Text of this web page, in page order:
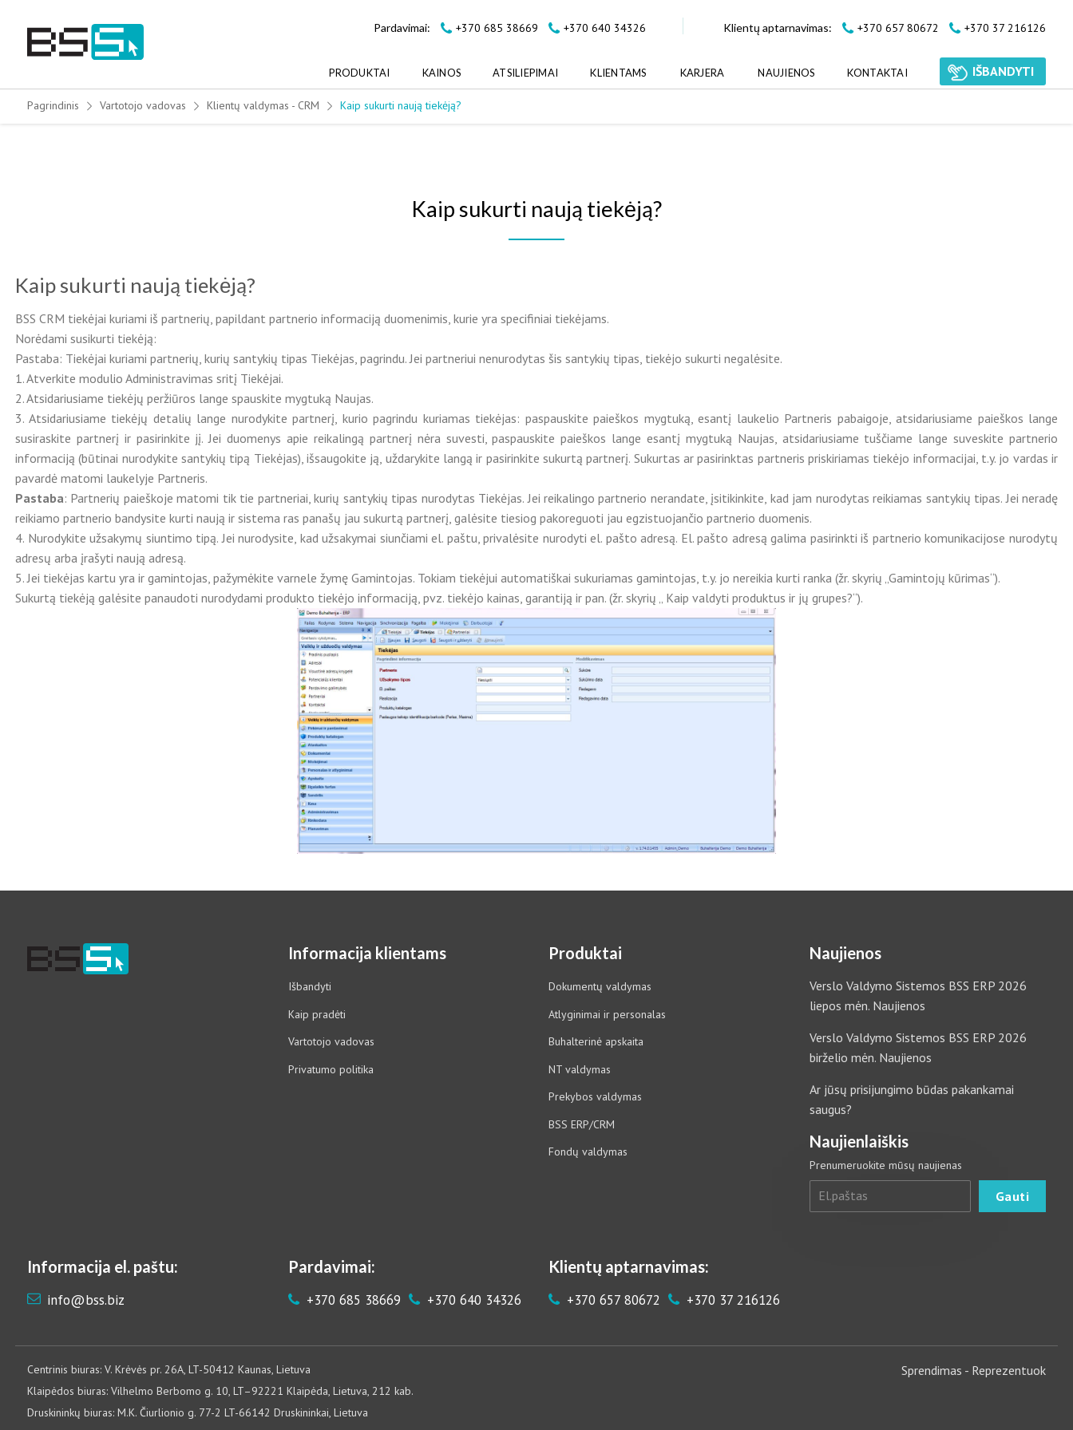
content
Pardavimai: +370 685 38669 +370 640 34326 Klientų aptarnavimas: +370 657 80672 +370 37 216126
PRODUKTAI KAINOS ATSILIEPIMAI KLIENTAMS KARJERA NAUJIENOS KONTAKTAI IŠBANDYTI
Pagrindinis Vartotojo vadovas Klientų valdymas - CRM Kaip sukurti naują tiekėją?
Kaip sukurti naują tiekėją?
Kaip sukurti naują tiekėją?
BSS CRM tiekėjai kuriami iš partnerių, papildant partnerio informaciją duomenimis, kurie yra specifiniai tiekėjams.
Norėdami susikurti tiekėją:
Pastaba: Tiekėjai kuriami partnerių, kurių santykių tipas Tiekėjas, pagrindu. Jei partneriui nenurodytas šis santykių tipas, tiekėjo sukurti negalėsite.
1. Atverkite modulio Administravimas sritį Tiekėjai.
2. Atsidariusiame tiekėjų peržiūros lange spauskite mygtuką Naujas.
3. Atsidariusiame tiekėjų detalių lange nurodykite partnerį, kurio pagrindu kuriamas tiekėjas: paspauskite paieškos mygtuką, esantį laukelio Partneris pabaigoje, atsidariusiame paieškos lange
susiraskite partnerį ir pasirinkite jį. Jei duomenys apie reikalingą partnerį nėra suvesti, paspauskite paieškos lange esantį mygtuką Naujas, atsidariusiame tuščiame lange suveskite partnerio
informaciją (būtinai nurodykite santykių tipą Tiekėjas), išsaugokite ją, uždarykite langą ir pasirinkite sukurtą partnerį. Sukurtas ar pasirinktas partneris priskiriamas tiekėjo informacijai, t.y. jo vardas ir
pavardė matomi laukelyje Partneris.
Pastaba: Partnerių paieškoje matomi tik tie partneriai, kurių santykių tipas nurodytas Tiekėjas. Jei reikalingo partnerio nerandate, įsitikinkite, kad jam nurodytas reikiamas santykių tipas. Jei neradę
reikiamo partnerio bandysite kurti naują ir sistema ras panašų jau sukurtą partnerį, galėsite tiesiog pakoreguoti jau egzistuojančio partnerio duomenis.
4. Nurodykite užsakymų siuntimo tipą. Jei nurodysite, kad užsakymai siunčiami el. paštu, privalėsite nurodyti el. pašto adresą. El. pašto adresą galima pasirinkti iš partnerio komunikacijose nurodytų
adresų arba įrašyti naują adresą.
5. Jei tiekėjas kartu yra ir gamintojas, pažymėkite varnele žymę Gamintojas. Tokiam tiekėjui automatiškai sukuriamas gamintojas, t.y. jo nereikia kurti ranka (žr. skyrių „Gamintojų kūrimas“).
Sukurtą tiekėją galėsite panaudoti nurodydami produkto tiekėjo informaciją, pvz. tiekėjo kainas, garantiją ir pan. (žr. skyrių „ Kaip valdyti produktus ir jų grupes?“).
Informacija klientams
Išbandyti
Kaip pradėti
Vartotojo vadovas
Privatumo politika
Produktai
Dokumentų valdymas
Atlyginimai ir personalas
Buhalterinė apskaita
NT valdymas
Prekybos valdymas
BSS ERP/CRM
Fondų valdymas
Naujienos
Verslo Valdymo Sistemos BSS ERP 2026
liepos mėn. Naujienos
Verslo Valdymo Sistemos BSS ERP 2026
birželio mėn. Naujienos
Ar jūsų prisijungimo būdas pakankamai
saugus?
Naujienlaiškis
Prenumeruokite mūsų naujienas
Informacija el. paštu:
info@bss.biz
Pardavimai:
+370 685 38669 +370 640 34326
Klientų aptarnavimas:
+370 657 80672 +370 37 216126
Centrinis biuras: V. Krėvės pr. 26A, LT-50412 Kaunas, Lietuva
Klaipėdos biuras: Vilhelmo Berbomo g. 10, LT–92221 Klaipėda, Lietuva, 212 kab.
Druskininkų biuras: M.K. Čiurlionio g. 77-2 LT-66142 Druskininkai, Lietuva
Sprendimas - Reprezentuok